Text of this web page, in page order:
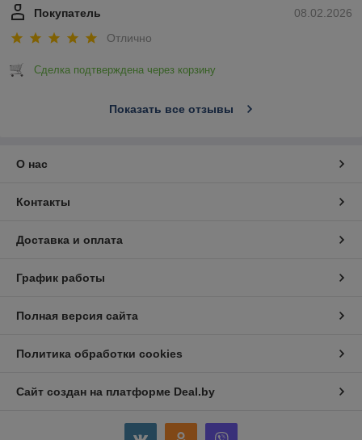
08.02.2026
Покупатель
Отлично
Сделка подтверждена через корзину
Показать все отзывы
О нас
Контакты
Доставка и оплата
График работы
Полная версия сайта
Политика обработки cookies
Сайт создан на платформе Deal.by